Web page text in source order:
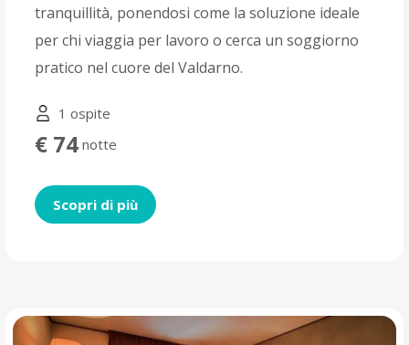
tranquillità, ponendosi come la soluzione ideale
per chi viaggia per lavoro o cerca un soggiorno
pratico nel cuore del Valdarno.
1 ospite
€ 74 notte
Scopri di più